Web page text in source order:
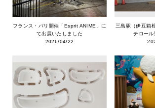
フランス・パリ開催「Esprit ANIME」に
て出展いたしました
2026/04/22
三島駅（伊豆箱
チロール